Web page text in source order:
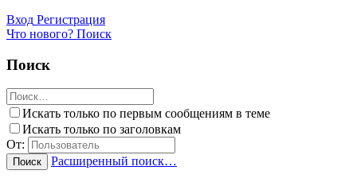
Вход Регистрация
Что нового? Поиск
Поиск
Искать только по первым сообщениям в теме
Искать только по заголовкам
От:
Поиск Расширенный поиск…